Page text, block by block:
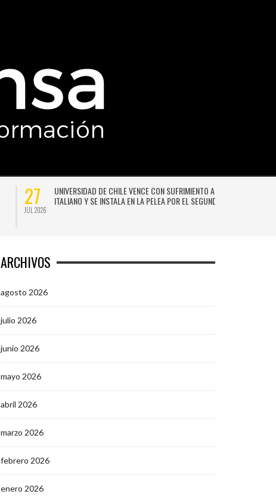
27
JUL 2026
UNIVERSIDAD DE CHILE VENCE CON SUFRIMIENTO A AUDAX
ITALIANO Y SE INSTALA EN LA PELEA POR EL SEGUNDO LUGAR
ARCHIVOS
agosto 2026
julio 2026
junio 2026
mayo 2026
abril 2026
marzo 2026
febrero 2026
enero 2026